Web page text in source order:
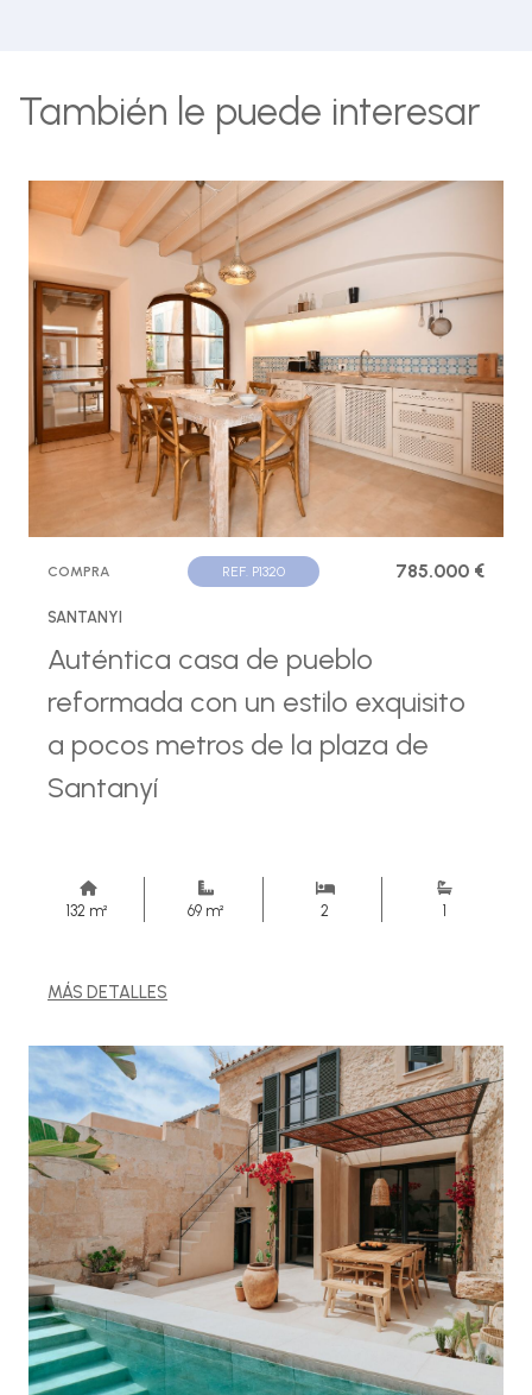
También le puede interesar
COMPRA REF. P1320 785.000 €
SANTANYI
Auténtica casa de pueblo
reformada con un estilo exquisito
a pocos metros de la plaza de
Santanyí
132 m² 69 m² 2 1
MÁS DETALLES